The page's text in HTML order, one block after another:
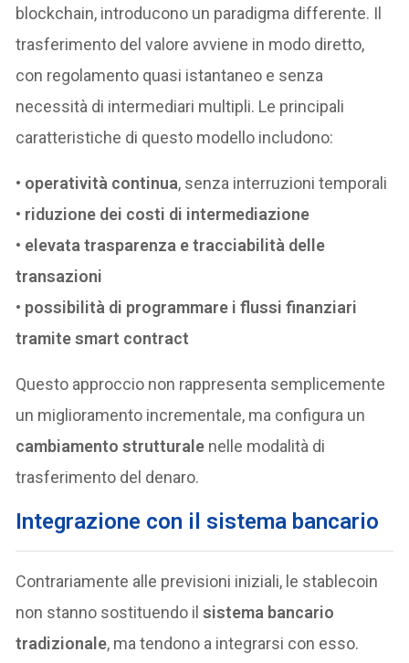
blockchain, introducono un paradigma differente. Il
trasferimento del valore avviene in modo diretto,
con regolamento quasi istantaneo e senza
necessità di intermediari multipli. Le principali
caratteristiche di questo modello includono:
• operatività continua, senza interruzioni temporali
• riduzione dei costi di intermediazione
• elevata trasparenza e tracciabilità delle
transazioni
• possibilità di programmare i flussi finanziari
tramite smart contract
Questo approccio non rappresenta semplicemente
un miglioramento incrementale, ma configura un
cambiamento strutturale nelle modalità di
trasferimento del denaro.
Integrazione con il sistema bancario
Contrariamente alle previsioni iniziali, le stablecoin
non stanno sostituendo ilsistema bancario
tradizionale, ma tendono a integrarsi con esso.